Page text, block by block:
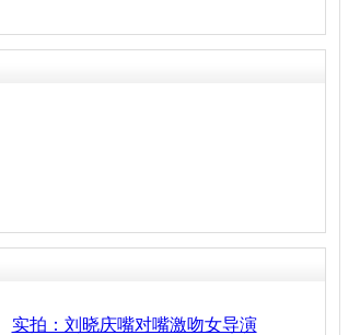
实拍：刘晓庆嘴对嘴激吻女导演